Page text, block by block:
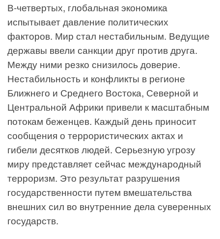
В-четвертых, глобальная экономика
испытывает давление политических
факторов. Мир стал нестабильным. Ведущие
державы ввели санкции друг против друга.
Между ними резко снизилось доверие.
Нестабильность и конфликты в регионе
Ближнего и Среднего Востока, Северной и
Центральной Африки привели к масштабным
потокам беженцев. Каждый день приносит
сообщения о террористических актах и
гибели десятков людей. Серьезную угрозу
миру представляет сейчас международный
терроризм. Это результат разрушения
государственности путем вмешательства
внешних сил во внутренние дела суверенных
государств.